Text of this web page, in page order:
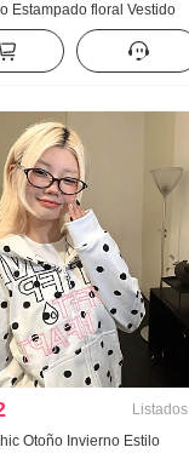
Estampado floral Vestido
Elasticidad Cuadrado
Largo Corto Vestido
Pelo Círculo
Listados
Otoño Invierno Estilo